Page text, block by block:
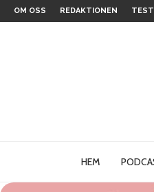
OM OSS REDAKTIONEN
HEM